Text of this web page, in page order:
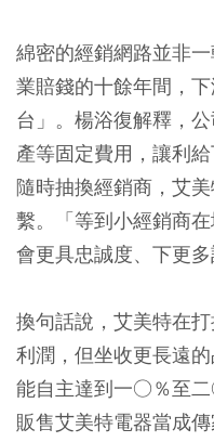
綿密的經銷網路並非
業賠錢的十餘年間，
台」。楊浴復解釋，
產等固定費用，讓利
隨時抽換經銷商，艾
繫。「等到小經銷商
會更具忠誠度、下更多
換句話說，艾美特在
利潤，但坐收更長遠
能自主達到一○％至
販售艾美特電器當成